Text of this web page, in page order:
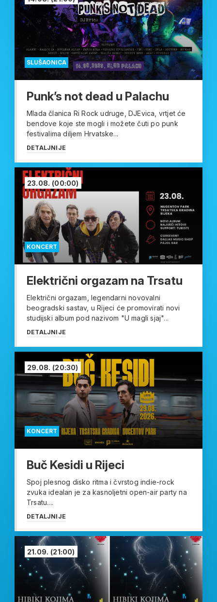
SLUŠAONICA
Punk’s not dead u Palachu
Mlada članica Ri Rock udruge, DJEvica, vrtjet će
bendove koje ste mogli i možete čuti po punk
festivalima diljem Hrvatske...
DETALJNIJE
KONCERT
23.08. (00:00)
Električni orgazam na Trsatu
Električni orgazam, legendarni novovalni
beogradski sastav, u Rijeci će promovirati novi
studijski album pod nazivom "U magli sjaj"...
DETALJNIJE
KONCERT
29.08. (20:30)
Buč Kesidi u Rijeci
Spoj plesnog disko ritma i čvrstog indie-rock
zvuka idealan je za kasnoljetni open-air party na
Trsatu....
DETALJNIJE
21.09. (21:00)